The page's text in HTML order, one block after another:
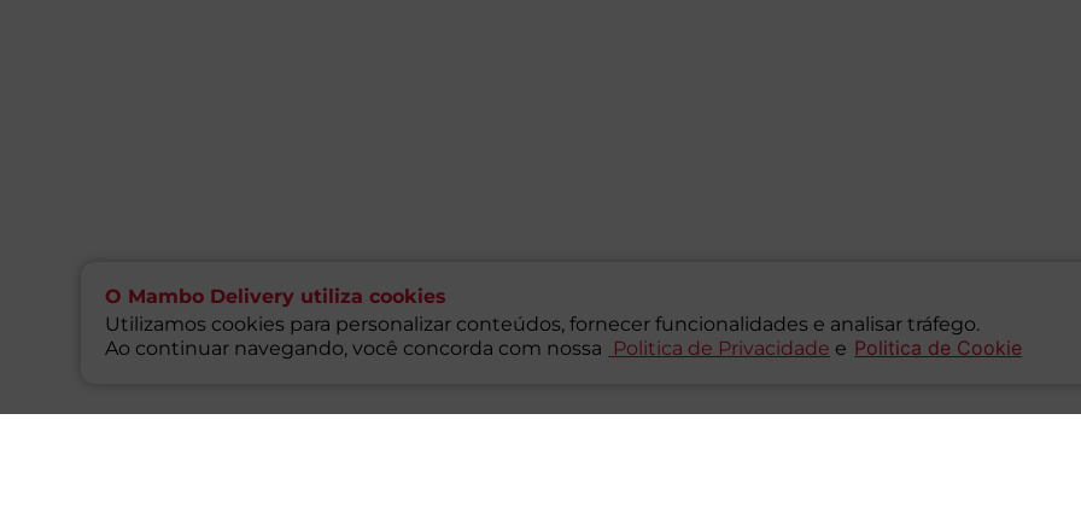
O Mambo Delivery utiliza cookies
Utilizamos cookies para personalizar conteúdos, fornecer funcionalidades e analisar tráfego.
Ao continuar navegando, você concorda com nossa
Politica de Privacidade e Politica de Cookie